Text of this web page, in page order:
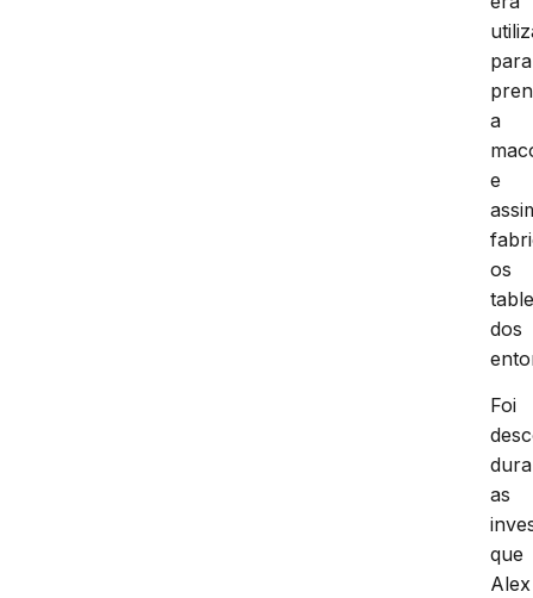
para
a
e
os
dos
Foi
as
que
Alex